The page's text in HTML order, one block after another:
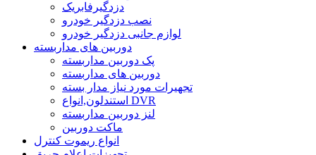
دزدگیرفابریک
نصب دزدگیر خودرو
لوازم جانبی دزدگیر خودرو
دوربین های مداربسته
پک دوربین مداربسته
دوربین های مداربسته
تجهیرات مورد نیاز مدار بسته
استندلون,انواع DVR
لنز دوربین مداربسته
ماکت دوربین
انواع ریموت کنترل